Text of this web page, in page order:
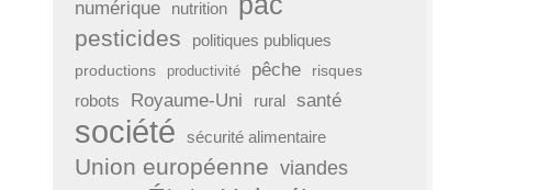
numérique nutrition
pesticides politiques publiques
productions productivité pêche
risques
robots
Royaume-Uni rural santé
société sécurité alimentaire
Union européenne viandes